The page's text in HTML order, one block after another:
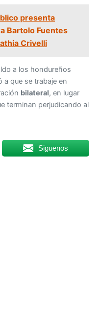
presenta
Bartolo Fuentes
Crivelli
a los hondureños
a que se trabaje en
bilateral, en lugar
terminan perjudicando al
Siguenos